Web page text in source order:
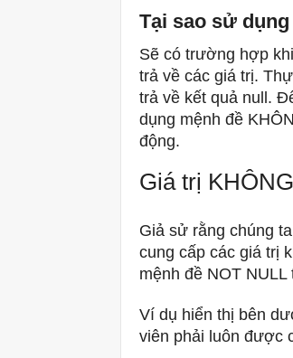
Tại sao sử
Sẽ có trường hợp
trả về các giá trị.
trả về kết quả null.
dụng mệnh đề
động.
Giá trị
Giả sử rằng chúng
cung cấp các giá trị
mệnh đề NOT
Ví dụ hiển thị bên
viên phải luôn được